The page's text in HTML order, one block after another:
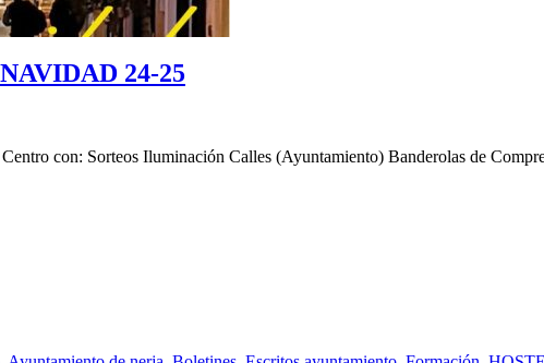
24-25
con: Sorteos Iluminación Calles (Ayuntamiento) Banderolas de